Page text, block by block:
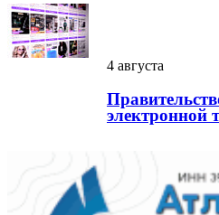
4 августа
электронной